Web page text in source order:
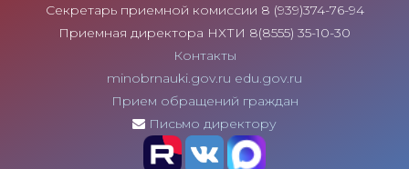
Секретарь приемной комиссии 8 (939)374-76-94
Приемная директора НХТИ 8(8555) 35-10-30
Контакты
minobrnauki.gov.ru edu.gov.ru
Прием обращений граждан
Письмо директору